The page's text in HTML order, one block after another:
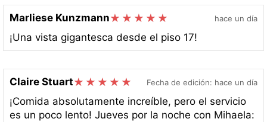
Marliese Kunzmann hace un día
¡Una vista gigantesca desde el piso 17!
Claire Stuart Fecha de edición: hace un día
¡Comida absolutamente increíble, pero el servicio
es un poco lento! Jueves por la noche con Mihaela: